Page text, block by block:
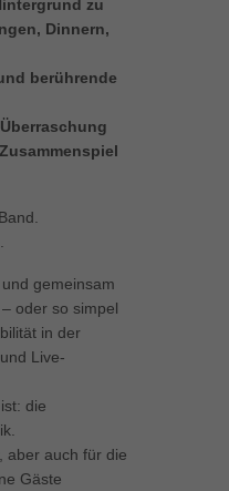
zu
Dinnern,
berührende
gemeinsam
oder so simpel
in der
Live-
die
aber auch für die
Gäste
geben oder sich
und so nur bestimmte
Funktionen und sind für
anzeigen
oder Publishern verwendet,
Sie tun dies, indem sie
anzeigen